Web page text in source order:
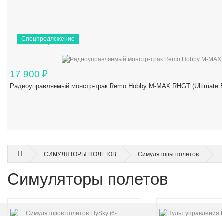
Спецпредложение
17 900 ₽
Радиоуправляемый монстр-трак Remo Hobby M-MAX RHGT
СИМУЛЯТОРЫ ПОЛЕТОВ Симуляторы полетов
Симуляторы полетов